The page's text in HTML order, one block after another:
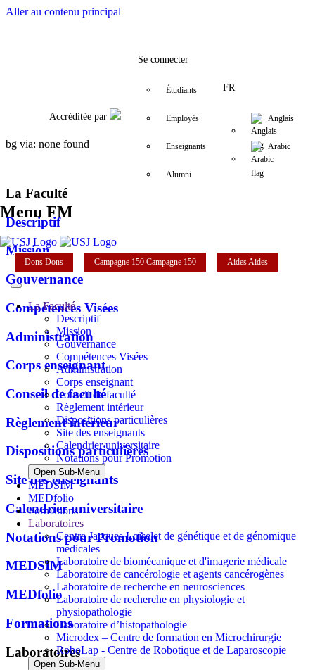
Aller au contenu principal
FacebookTwitter
Accréditée par
Se connecter
Étudiants
Employés
Enseignants
Alumni
FR
Anglais
Arabic
Menu FM
Dons Dons Campagne 150 Campagne 150 AidesAides
La Faculté
Descriptif
Mission
Gouvernance
Compétences Visées
Administration
Corps enseignant
Conseil de faculté
Règlement intérieur
Dispositions particulières
Site des enseignants
Calendrier universitaire
Notations pour Promotion
Open Sub-Menu
MEDSIM
MEDfolio
Formations
Laboratoires
Centre Jacques Loiselet de génétique et de génomique
médicales
Laboratoire de biomécanique et d'imagerie médicale
Laboratoire de cancérologie et agents cancérogènes
Laboratoire de recherche en neurosciences
Laboratoire de recherche en physiologie et
physiopathologie
Laboratoire d’histopathologie
Microdex – Centre de formation en Microchirurgie
RoboLap - Centre de Robotique et de Laparoscopie
Open Sub-Menu
bg via: none found
La Faculté
Descriptif
Mission
Gouvernance
Compétences Visées
Administration
Corps enseignant
Conseil de faculté
Règlement intérieur
Dispositions particulières
Site des enseignants
Calendrier universitaire
Notations pour Promotion
MEDSIM
MEDfolio
Formations
Laboratoires